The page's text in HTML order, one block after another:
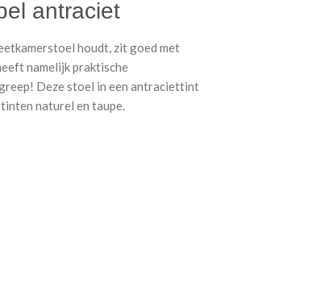
antraciet
houdt, zit goed met
namelijk praktische
Deze stoel in een antraciettint
naturel en taupe.